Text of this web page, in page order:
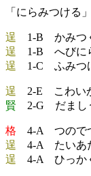
「にらみつける
逞 1-B かみつ
逞 1-B へびに
逞 1-C ふみつ
逞 2-E こわい
賢 2-G だまし
格 4-A つので
逞 4-A たいあ
逞 4-A ひっ